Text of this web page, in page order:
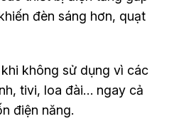
đèn sáng hơn, quạt
không sử dụng vì các
tivi, loa đài… ngay cả
điện năng.